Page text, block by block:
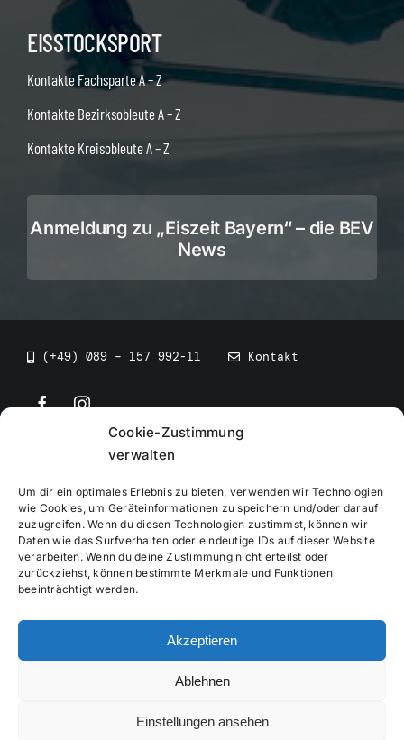
Cookie-Zustimmung
verwalten
Um dir ein optimales Erlebnis zu bieten, verwenden wir Technologien
wie Cookies, um Geräteinformationen zu speichern und/oder darauf
zuzugreifen. Wenn du diesen Technologien zustimmst, können wir
Daten wie das Surfverhalten oder eindeutige IDs auf dieser Website
verarbeiten. Wenn du deine Zustimmung nicht erteilst oder
zurückziehst, können bestimmte Merkmale und Funktionen
beeinträchtigt werden.
Akzeptieren
Ablehnen
Einstellungen ansehen
EISSTOCKSPORT
Kontakte Fachsparte A – Z
Kontakte Bezirksobleute A – Z
Kontakte Kreisobleute A – Z
Anmeldung zu „Eiszeit Bayern“ – die BEV
News
(+49) 089 – 157 992-11 Kontakt
• BEV Bayerischer Eissportverband
Impressum
Datenschutzerklärung